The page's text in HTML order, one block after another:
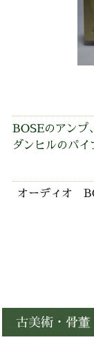
BOSEのアンプ
ダンヒルのパイ
オーディオ
古美術・骨